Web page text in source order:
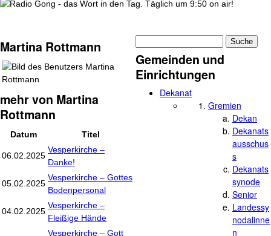
wortindentag-radiogong.png
Martina Rottmann
mehr von Martina
Rottmann
Datum Titel
06.02.2025
Vesperkirche –
Danke!
05.02.2025
Vesperkirche – Gottes
Bodenpersonal
04.02.2025
Vesperkirche –
Fleißige Hände
Vesperkirche – Gott
Suchformular
Gemeinden und
Einrichtungen
Dekanat
Gremien
Dekan
Dekanats
ausschus
s
Dekanats
synode
Senior
Landessy
nodalinne
n